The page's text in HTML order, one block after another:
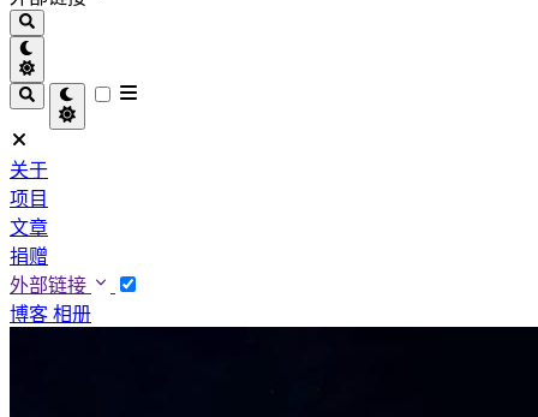
关于
项目
文章
捐赠
外部链接
博客 相册